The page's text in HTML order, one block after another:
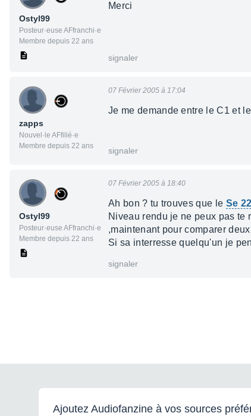
Ostyl99
Posteur·euse AFfranchi·e
Membre depuis 22 ans
Merci
signaler
zapps
Nouvel·le AFfilié·e
Membre depuis 22 ans
07 Février 2005 à 17:04
Je me demande entre le C1 et
signaler
Ostyl99
Posteur·euse AFfranchi·e
Membre depuis 22 ans
07 Février 2005 à 18:40
Ah bon ? tu trouves que le Se
Niveau rendu je ne peux pas
,maintenant pour comparer
Si sa interresse quelqu'un je
signaler
Ajoutez Audiofanzine à vos sources